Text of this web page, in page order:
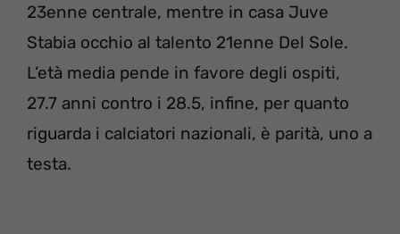
23enne centrale, mentre in casa Juve
Stabia occhio al talento 21enne Del Sole.
L’età media pende in favore degli ospiti,
27.7 anni contro i 28.5, infine, per quanto
riguarda i calciatori nazionali, è parità, uno a
testa.